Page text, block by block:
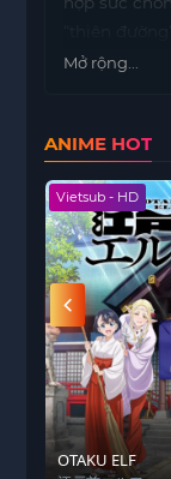
chung sống
Mở rộng...
ANIME HOT
Vietsub - HD
OTAKU ELF